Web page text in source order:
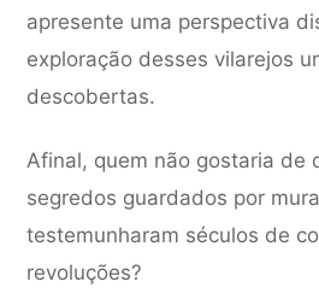
apresente uma perspectiva
exploração desses vilarejos
descobertas.
Afinal, quem não gostaria de
segredos guardados por
testemunharam séculos de
revoluções?